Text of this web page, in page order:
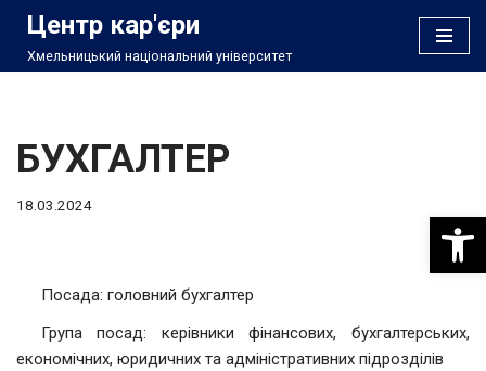
Перейти
Центр кар'єри
Хмельницький національний університет
БУХГАЛТЕР
18.03.2024
Посада: головний бухгалтер
Група посад: керівники фінансових, бухгалтерських,
економічних, юридичних та адміністративних підрозділів